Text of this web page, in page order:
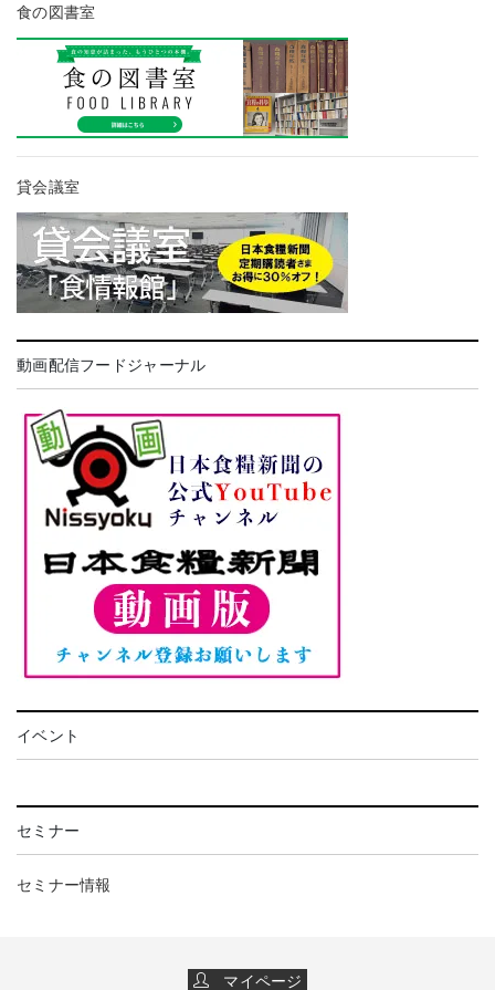
食の図書室
貸会議室
動画配信フードジャーナル
イベント
セミナー
セミナー情報
マイページ